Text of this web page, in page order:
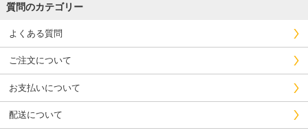
質問のカテゴリー
よくある質問
ご注文について
お支払いについて
配送について